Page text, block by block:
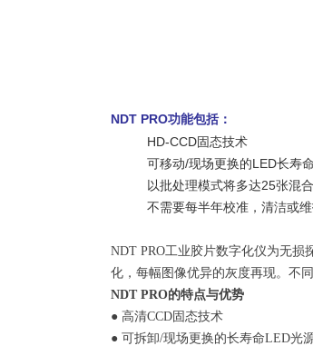
NDT PRO功能包括：
HD-CCD固态技术
可移动/现场更换的LED长寿
以批处理模式将多达25张混
不需要每半年校准，清洁或
NDT PRO工业胶片数字化仪为无损
化，每幅图像优异的灰度再现。不
NDT PRO的特点与优势
● 高清CCD固态技术
● 可拆卸/现场更换的长寿命LED光